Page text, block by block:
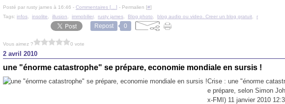
Posté par rusty james à 16:46 - Commentaires [ ] - Permalien [#]
Tags: infos insolite illusion immobilier, rusty james Blog photo blog audio ou video. Creer un blog gratuit r
Repost 0
Vous aimez ? 0 vote
2 avril 2010
une "énorme catastrophe" se prépare, economie mondiale en sursis !
Crise : une "énorme
e prépare, selon Simon
x-FMI) 11 janvier 2010